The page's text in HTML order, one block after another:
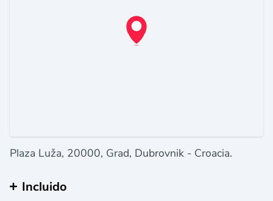
Plaza Luža, 20000, Grad, Dubrovnik - Croacia.
Incluido